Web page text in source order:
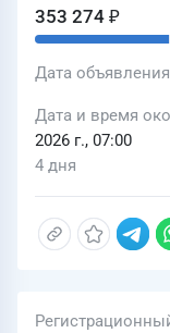
353 274 ₽
Дата объявления
Дата и время
2026 г., 07:00
4 дня